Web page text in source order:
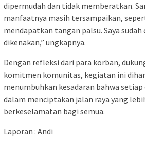
dipermudah dan tidak memberatkan.
manfaatnya masih tersampaikan,
mendapatkan tangan palsu. Saya sudah
dikenakan,” ungkapnya.
Dengan refleksi dari para korban,
komitmen komunitas, kegiatan ini
menumbuhkan kesadaran bahwa
dalam menciptakan jalan raya yang
berkeselamatan bagi semua.
Laporan : Andi